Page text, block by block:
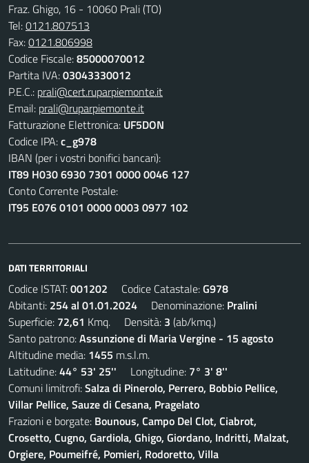
Fraz. Ghigo, 16 - 10060 Prali (TO)
Tel:0121.807513
Fax:0121.806998
Codice Fiscale:85000070012
Partita IVA:03043330012
P.E.C.: prali@cert.ruparpiemonte.it
Email: prali@ruparpiemonte.it
Fatturazione Elettronica: UF5DON
Codice IPA:c_g978
IBAN (per i vostri bonifici bancari):
IT89 H030 6930 7301 0000 0046 127
Conto Corrente Postale:
IT95 E076 0101 0000 0003 0977 102
DATI TERRITORIALI
Codice ISTAT:001202 Codice Catastale:G978
Abitanti: 254 al 01.01.2024 Denominazione: Pralini
Superficie: 72,61 Kmq. Densità: 3 (ab/kmq.)
Santo patrono:Assunzione di Maria Vergine - 15 agosto
Altitudine media: 1455 m.s.l.m.
Latitudine:44° 53' 25'' Longitudine: 7° 3' 8''
Comuni limitrofi:Salza di Pinerolo, Perrero, Bobbio Pellice,
Villar Pellice, Sauze di Cesana, Pragelato
Frazioni e borgate: Bounous, Campo Del Clot, Ciabrot,
Crosetto, Cugno, Gardiola, Ghigo, Giordano, Indritti, Malzat,
Orgiere, Poumeifré, Pomieri, Rodoretto, Villa